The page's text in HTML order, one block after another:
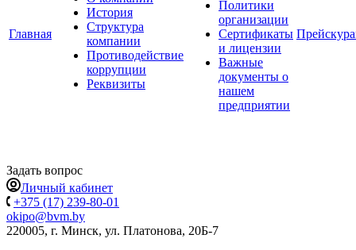
Главная
История
Структура
компании
Противодействие
коррупции
Реквизиты
Политики
организации
Сертификаты
и лицензии
Важные
документы о
нашем
предприятии
Задать вопрос
Личный кабинет
+375 (17) 239-80-01
okipo@bvm.by
220005, г. Минск, ул. Платонова, 20Б-7